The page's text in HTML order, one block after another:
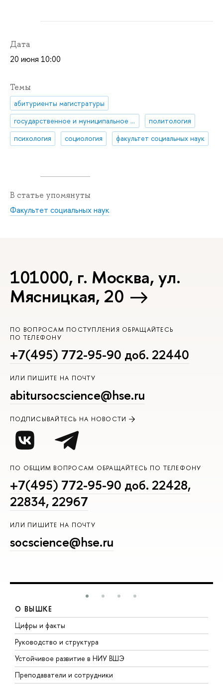
Дата
20 июня 10:00
Темы
абитуриенты магистратуры
государственное и муниципальное управление
политология
психология
социология факультет социальных наук
В статье упомянуты
Факультет социальных наук
101000, г. Москва, ул.
Мясницкая, 20
ПО ВОПРОСАМ ПОСТУПЛЕНИЯ ОБРАЩАЙТЕСЬ
ПО ТЕЛЕФОНУ
+7(495) 772-95-90 доб. 22440
ИЛИ ПИШИТЕ НА ПОЧТУ
abitursocscience@hse.ru
ПОДПИСЫВАЙТЕСЬ НА НОВОСТИ
ПО ОБЩИМ ВОПРОСАМ ОБРАЩАЙТЕСЬ ПО ТЕЛЕФОНУ
+7(495) 772-95-90 доб. 22428,
22834, 22967
ИЛИ ПИШИТЕ НА ПОЧТУ
socscience@hse.ru
О ВЫШКЕ
Цифры и факты
Руководство и структура
Устойчивое развитие в НИУ ВШЭ
Преподаватели и сотрудники